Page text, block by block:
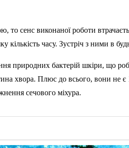
то сенс виконаної роботи
кількість часу. Зустріч з ними в
природних бактерій шкіри, що
хвора. Плюс до всього, вони не
сечового міхура.